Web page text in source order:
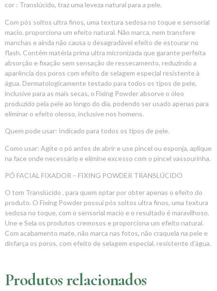
cor : Translúcido, traz uma leveza natural para a pele.
Com pós soltos ultra finos, uma textura sedosa no toque e sensorial
macio, proporciona um efeito natural. Não marca, nem transfere
manchas e ainda não causa o desagradável efeito de estourar no
flash. Contém matéria prima ultra micronizada que garante perfeita
absorção e fixação sem sensação de ressecamento, reduzindo a
aparência dos poros com efeito de selagem especial resistente à
água. Dermatologicamente testado para todos os tipos de pele,
inclusive para as mais secas, o Fixing Powder absorve o óleo
produzido pela pele ao longo do dia, podendo ser usado apenas para
eliminar o efeito oleoso, inclusive nos homens.
Quem pode usar: Indicado para todos os tipos de pele.
Como usar: Agite o pó antes de abrir e use pincel ou esponja, aplique
na face onde necessário e elimine excesso com o pincel vassourinha.
PÓ FACIAL FIXADOR – FIXING POWDER TRANSLÚCIDO
O tom Translúcido , para quem optar por obter apenas o efeito do
produto. O Fixing Powder possui pós soltos ultra finos, uma textura
sedosa no toque, com o sensorial macio e o resultado é maravilhoso.
Une e Sela os produtos cremosos e proporciona um efeito natural.
Com acabamento mate, não marca nas fotos, não craquela na pele e
disfarça os poros, com efeito de selagem especial, resistente d’água.
Produtos relacionados